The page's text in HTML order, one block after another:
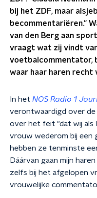
bij het ZDF, maar
becommentariëren."
van den Berg aan
vraagt wat zij vindt
voetbalcommentator,
waar haar haren recht
In het NOS Radio 1
verontwaardigd over de
over het feit "dat wij als
vrouw wederom bij een
hebben ze tenminste
Dáárvan gaan mijn
zelfs bij het afgelopen
vrouwelijke